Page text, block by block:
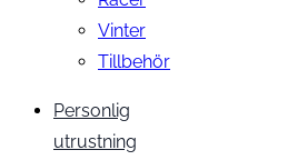
Vinter
Tillbehör
Personlig
utrustning